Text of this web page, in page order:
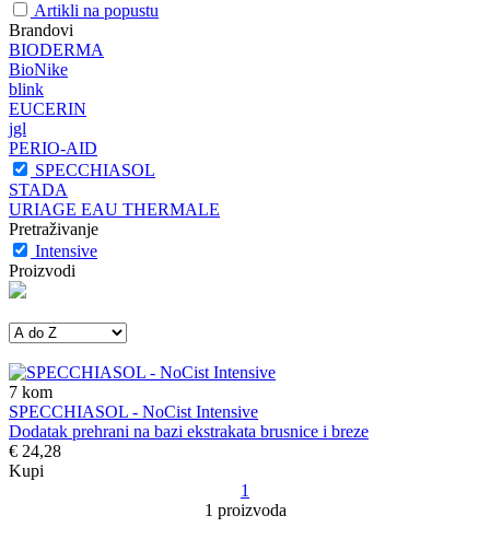
Artikli na popustu
Brandovi
BIODERMA
BioNike
blink
EUCERIN
jgl
PERIO-AID
SPECCHIASOL
STADA
URIAGE EAU THERMALE
Pretraživanje
Intensive
Proizvodi
7 kom
SPECCHIASOL - NoCist Intensive
Dodatak prehrani na bazi ekstrakata brusnice i breze
€ 24,28
Kupi
1
1 proizvoda